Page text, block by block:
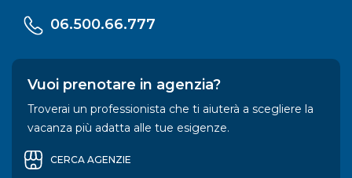
06.500.66.777
Vuoi prenotare in agenzia?
Troverai un professionista che ti aiuterà a scegliere la
vacanza più adatta alle tue esigenze.
CERCA AGENZIE